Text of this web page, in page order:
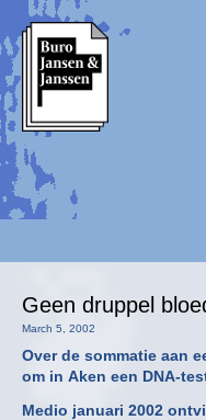
Geen druppel
March 5, 2002
Over de sommatie aan
om in Aken een DNA-
Medio januari 2002